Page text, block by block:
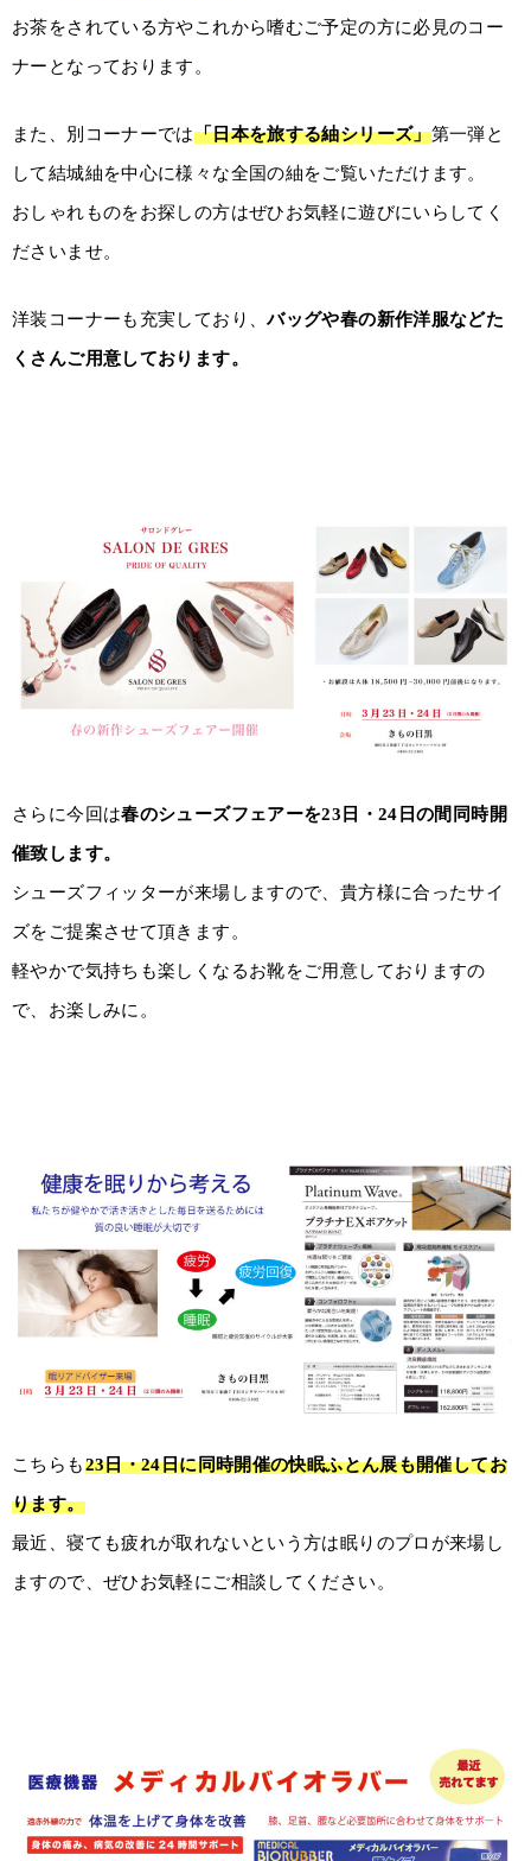
お茶をされている方やこれから嗜むご予定の方に必見のコー
ナーとなっております。
また、別コーナーでは「日本を旅する紬シリーズ」第一弾と
して結城紬を中心に様々な全国の紬をご覧いただけます。
おしゃれものをお探しの方はぜひお気軽に遊びにいらしてく
ださいませ。
洋装コーナーも充実しており、バッグや春の新作洋服などた
くさんご用意しております。
さらに今回は春のシューズフェアーを23日・24日の間同時開
催致します。
シューズフィッターが来場しますので、貴方様に合ったサイ
ズをご提案させて頂きます。
軽やかで気持ちも楽しくなるお靴をご用意しておりますの
で、お楽しみに。
こちらも23日・24日に同時開催の快眠ふとん展も開催してお
ります。
最近、寝ても疲れが取れないという方は眠りのプロが来場し
ますので、ぜひお気軽にご相談してください。